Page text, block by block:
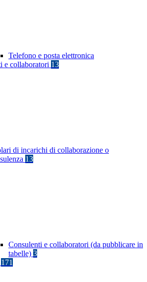
Telefono e posta elettronica
e collaboratori 13
di incarichi di collaborazione o
13
Consulenti e collaboratori (da pubblicare in
tabelle) 3
171